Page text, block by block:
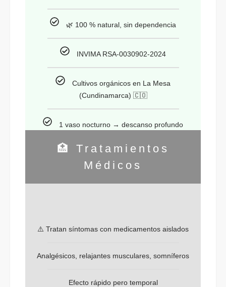
🌿 100 % natural, sin dependencia
INVIMA RSA-0030902-2024
Cultivos orgánicos en La Mesa
(Cundinamarca) 🇨🇴
1 vaso nocturno → descanso profundo
🏥 Tratamientos
Médicos
⚠️ Tratan síntomas con medicamentos aislados
Analgésicos, relajantes musculares, somníferos
Efecto rápido pero temporal